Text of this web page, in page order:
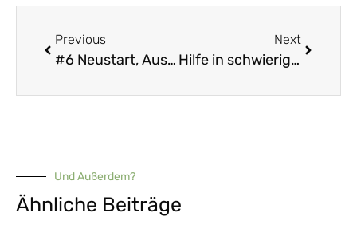
Previous
#6 Neustart, Ausblick und die Frage, woher eigentlich Perfektionismus kommt.
Next
Hilfe in schwierigen Zeiten – kostenlose Hypnose zum Download und als Podcast
Und Außerdem?
Ähnliche Beiträge